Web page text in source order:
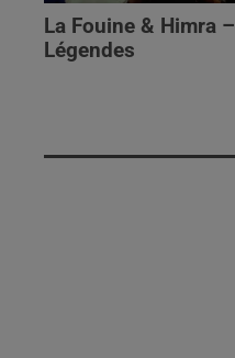
La Fouine & Himra –
Légendes